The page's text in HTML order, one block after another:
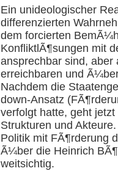
Ein unideologischer
differenzierten
dem forcierten
KonfliktlÃ¶sungen mit
ansprechbar sind, aber
erreichbaren und
Nachdem die
down-Ansatz
verfolgt hatte, geht
Strukturen und
Politik mit FÃ¶rderung
Ã¼ber die Heinrich
weitsichtig.